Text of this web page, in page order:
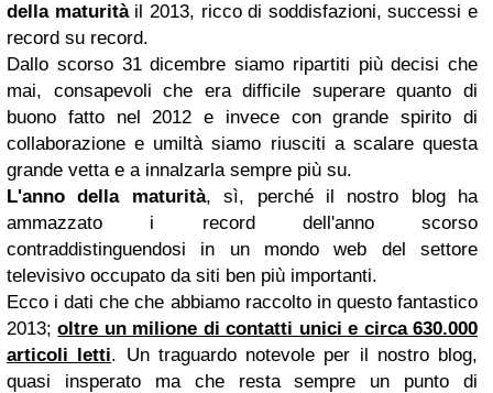
della maturitàil 2013, ricco di soddisfazioni, successi e
record su record.
Dallo scorso 31 dicembre siamo ripartiti più decisi che
mai, consapevoli che era difficile superare quanto di
buono fatto nel 2012 e invece con grande spirito di
collaborazione e umiltà siamo riusciti a scalare questa
grande vetta e a innalzarla sempre più su.
L'anno della maturità, sì, perché il nostro blog ha
ammazzato i record dell'anno scorso
contraddistinguendosi in un mondo web del settore
televisivo occupato da siti ben più importanti.
Ecco i dati che che abbiamo raccolto in questo fantastico
2013;oltre un milione di contatti unici e circa 630.000
articoli letti. Un traguardo notevole per il nostro blog,
quasi insperato ma che resta sempre un punto di